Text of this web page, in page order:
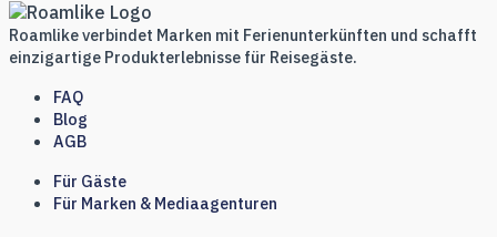
Roamlike verbindet Marken mit Ferienunterkünften und schafft
einzigartige Produkterlebnisse für Reisegäste.
FAQ
Blog
AGB
Für Gäste
Für Marken & Mediaagenturen